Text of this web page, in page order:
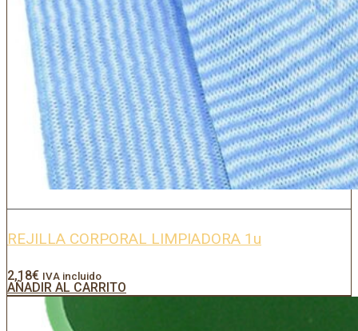
REJILLA CORPORAL LIMPIADORA 1u
2,18€ IVA incluido
AÑADIR AL CARRITO